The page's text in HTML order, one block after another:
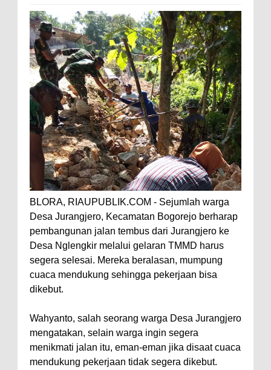
BLORA, RIAUPUBLIK.COM - Sejumlah warga
Desa Jurangjero, Kecamatan Bogorejo berharap
pembangunan jalan tembus dari Jurangjero ke
Desa Nglengkir melalui gelaran TMMD harus
segera selesai. Mereka beralasan, mumpung
cuaca mendukung sehingga pekerjaan bisa
dikebut.
Wahyanto, salah seorang warga Desa Jurangjero
mengatakan, selain warga ingin segera
menikmati jalan itu, eman-eman jika disaat cuaca
mendukung pekerjaan tidak segera dikebut.